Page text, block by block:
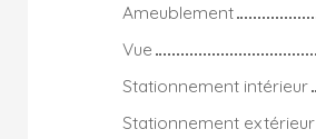
Ameublement
Vue
Stationnement intérieur
Stationnement extérieur